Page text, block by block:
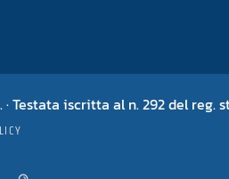
Testata iscritta al n. 292 del reg.